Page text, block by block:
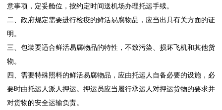
意事项，定妥舱位，按约定时间送机场办理托运手续。
二、政府规定需要进行检疫的鲜活易腐物品，应当出具有关方面的证
明。
三、包装要适合鲜活易腐物品的特性，不致污染、损坏飞机和其他货
物。
四、需要特殊照料的鲜活易腐物品，应由托运人自备必要的设施，必
要时由托运人派人押运。押运员应当履行承运人对押运货物的要求并
对货物的安全运输负责。